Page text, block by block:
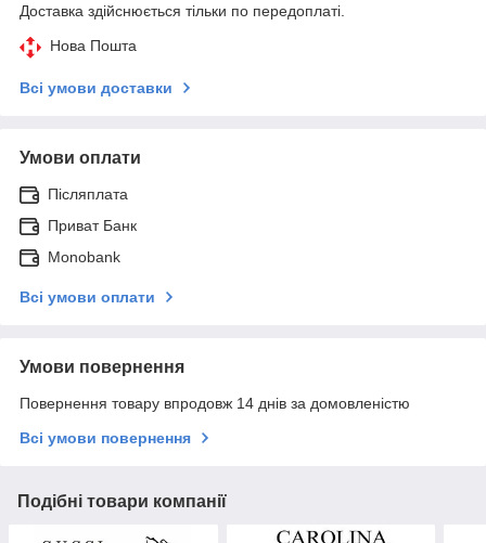
Доставка здійснюється тільки по передоплаті.
Нова Пошта
Всі умови доставки
Умови оплати
Післяплата
Приват Банк
Monobank
Всі умови оплати
Умови повернення
Повернення товару впродовж 14 днів за домовленістю
Всі умови повернення
Подібні товари компанії